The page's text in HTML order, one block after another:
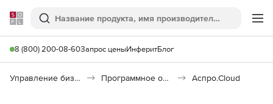
Softline
Поиск
8 (800) 200-08-60Запрос ценыИнферитБлог
Управление бизнесом, CRM/ERP Программное обеспечение для управления бизнесом Аспро.Cloud